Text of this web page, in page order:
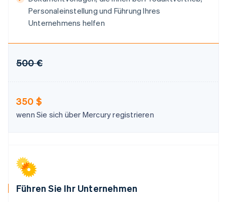
Personaleinstellung und Führung Ihres
Unternehmens helfen
500 €
350 $
wenn Sie sich über Mercury registrieren
Führen Sie Ihr Unternehmen
Italien
ItalianoEnglish
English
Lettland
English
Liechtenstein
Français
Malaysia
English简体中文